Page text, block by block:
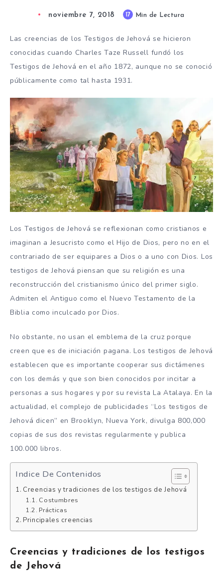
noviembre 7, 2018 17 Min de Lectura
Las creencias de los Testigos de Jehová se hicieron
conocidas cuando Charles Taze Russell fundó los
Testigos de Jehová en el año 1872, aunque no se conoció
públicamente como tal hasta 1931.
Los Testigos de Jehová se reflexionan como cristianos e
imaginan a Jesucristo como el Hijo de Dios, pero no en el
contrariado de ser equipares a Dios o a uno con Dios. Los
testigos de Jehová piensan que su religión es una
reconstrucción del cristianismo único del primer siglo.
Admiten el Antiguo como el Nuevo Testamento de la
Biblia como inculcado por Dios.
No obstante, no usan el emblema de la cruz porque
creen que es de iniciación pagana. Los testigos de Jehová
establecen que es importante cooperar sus dictámenes
con los demás y que son bien conocidos por incitar a
personas a sus hogares y por su revista La Atalaya. En la
actualidad, el complejo de publicidades “Los testigos de
Jehová dicen” en Brooklyn, Nueva York, divulga 800,000
copias de sus dos revistas regularmente y publica
100.000 libros.
Indice De Contenidos
Creencias y tradiciones de los testigos de Jehová
Costumbres
Prácticas
Principales creencias
Creencias y tradiciones de los testigos
de Jehová